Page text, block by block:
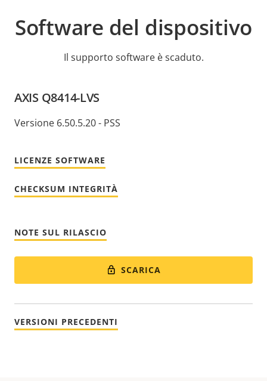
Software del dispositivo
Il supporto software è scaduto.
AXIS Q8414-LVS
Versione 6.50.5.20 - PSS
LICENZE SOFTWARE
CHECKSUM INTEGRITÀ
NOTE SUL RILASCIO
SCARICA
VERSIONI PRECEDENTI